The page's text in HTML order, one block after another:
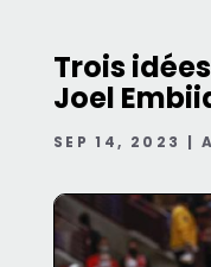
Trois
Joel
SEP 14, 2023 |